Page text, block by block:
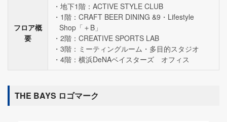
フロア概
要
地下1階：ACTIVE STYLE CLUB
1階：CRAFT BEER DINING &9・Lifestyle
Shop「＋B」
2階：CREATIVE SPORTS LAB
3階：ミーティングルーム・多目的スタジオ
4階：横浜DeNAベイスターズ オフィス
THE BAYS ロゴマーク